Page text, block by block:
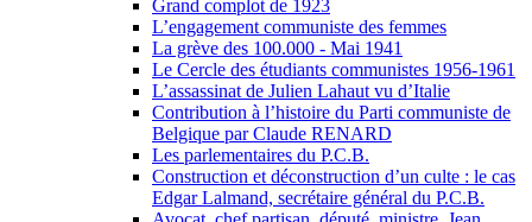
Grand complot de 1923
L’engagement communiste des femmes
La grève des 100.000 - Mai 1941
Le Cercle des étudiants communistes 1956-1961
L’assassinat de Julien Lahaut vu d’Italie
Contribution à l’histoire du Parti communiste de
Belgique par Claude RENARD
Les parlementaires du P.C.B.
Construction et déconstruction d’un culte : le cas
Edgar Lalmand, secrétaire général du P.C.B.